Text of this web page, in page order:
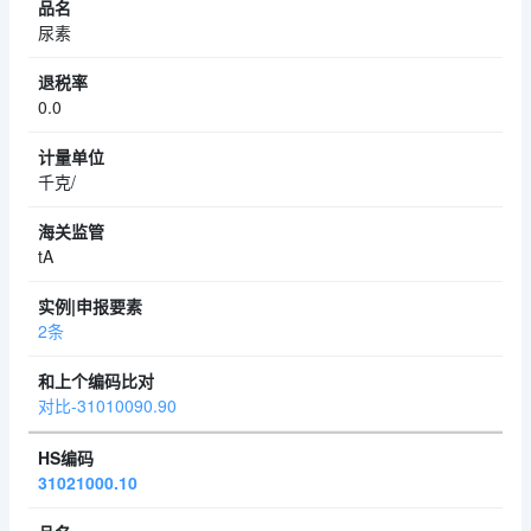
尿素
0.0
千克/
tA
2条
对比-31010090.90
31021000.10